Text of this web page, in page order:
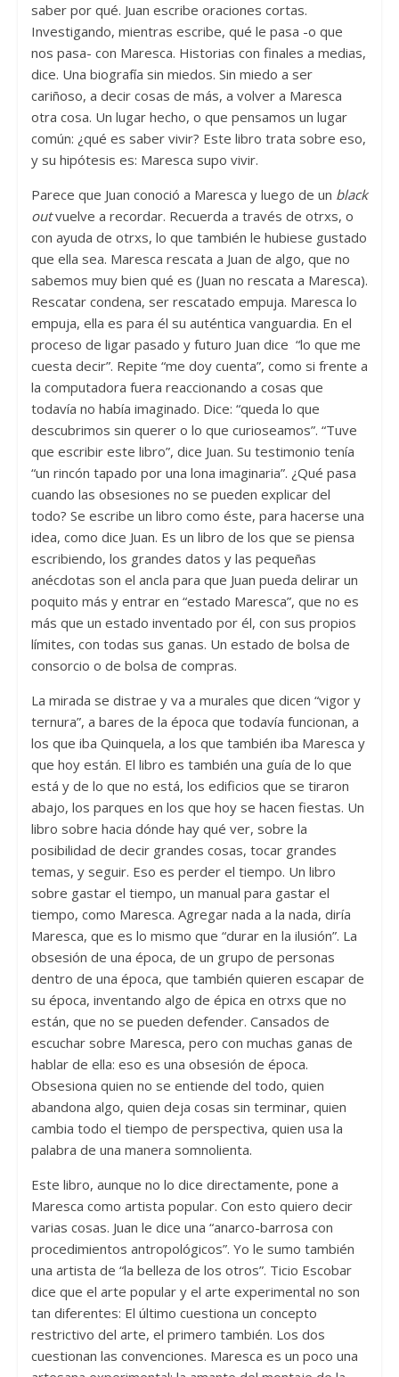
saber por qué. Juan escribe oraciones cortas.
Investigando, mientras escribe, qué le pasa -o que
nos pasa- con Maresca. Historias con finales a medias,
dice. Una biografía sin miedos. Sin miedo a ser
cariñoso, a decir cosas de más, a volver a Maresca
otra cosa. Un lugar hecho, o que pensamos un lugar
común: ¿qué es saber vivir? Este libro trata sobre eso,
y su hipótesis es: Maresca supo vivir.
Parece que Juan conoció a Maresca y luego de un black
outvuelve a recordar. Recuerda a través de otrxs, o
con ayuda de otrxs, lo que también le hubiese gustado
que ella sea. Maresca rescata a Juan de algo, que no
sabemos muy bien qué es (Juan no rescata a Maresca).
Rescatar condena, ser rescatado empuja. Maresca lo
empuja, ella es para él su auténtica vanguardia. En el
proceso de ligar pasado y futuro Juan dice “lo que me
cuesta decir”. Repite “me doy cuenta”, como si frente a
la computadora fuera reaccionando a cosas que
todavía no había imaginado. Dice: “queda lo que
descubrimos sin querer o lo que curioseamos”. “Tuve
que escribir este libro”, dice Juan. Su testimonio tenía
“un rincón tapado por una lona imaginaria”. ¿Qué pasa
cuando las obsesiones no se pueden explicar del
todo? Se escribe un libro como éste, para hacerse una
idea, como dice Juan. Es un libro de los que se piensa
escribiendo, los grandes datos y las pequeñas
anécdotas son el ancla para que Juan pueda delirar un
poquito más y entrar en “estado Maresca”, que no es
más que un estado inventado por él, con sus propios
límites, con todas sus ganas. Un estado de bolsa de
consorcio o de bolsa de compras.
La mirada se distrae y va a murales que dicen “vigor y
ternura”, a bares de la época que todavía funcionan, a
los que iba Quinquela, a los que también iba Maresca y
que hoy están. El libro es también una guía de lo que
está y de lo que no está, los edificios que se tiraron
abajo, los parques en los que hoy se hacen fiestas. Un
libro sobre hacia dónde hay qué ver, sobre la
posibilidad de decir grandes cosas, tocar grandes
temas, y seguir. Eso es perder el tiempo. Un libro
sobre gastar el tiempo, un manual para gastar el
tiempo, como Maresca. Agregar nada a la nada, diría
Maresca, que es lo mismo que “durar en la ilusión”. La
obsesión de una época, de un grupo de personas
dentro de una época, que también quieren escapar de
su época, inventando algo de épica en otrxs que no
están, que no se pueden defender. Cansados de
escuchar sobre Maresca, pero con muchas ganas de
hablar de ella: eso es una obsesión de época.
Obsesiona quien no se entiende del todo, quien
abandona algo, quien deja cosas sin terminar, quien
cambia todo el tiempo de perspectiva, quien usa la
palabra de una manera somnolienta.
Este libro, aunque no lo dice directamente, pone a
Maresca como artista popular. Con esto quiero decir
varias cosas. Juan le dice una “anarco-barrosa con
procedimientos antropológicos”. Yo le sumo también
una artista de “la belleza de los otros”. Ticio Escobar
dice que el arte popular y el arte experimental no son
tan diferentes: El último cuestiona un concepto
restrictivo del arte, el primero también. Los dos
cuestionan las convenciones. Maresca es un poco una